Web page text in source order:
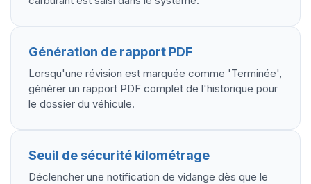
Génération de rapport PDF
Lorsqu'une révision est marquée comme 'Terminée',
générer un rapport PDF complet de l'historique pour
le dossier du véhicule.
Seuil de sécurité kilométrage
Déclencher une notification de vidange dès que le